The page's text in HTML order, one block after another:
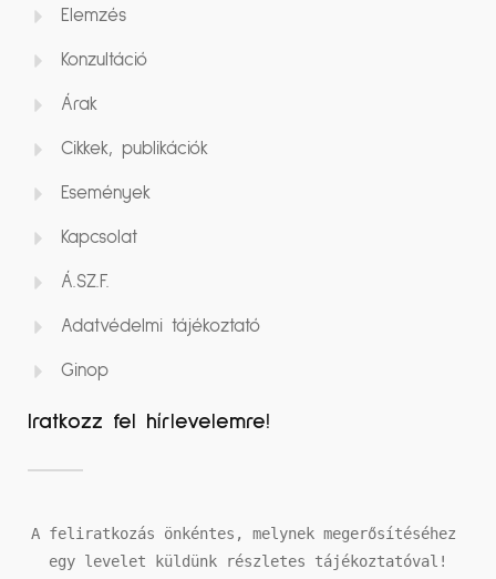
Elemzés
Konzultáció
Árak
Cikkek, publikációk
Események
Kapcsolat
Á.SZ.F.
Adatvédelmi tájékoztató
Ginop
Iratkozz fel hírlevelemre!
A feliratkozás önkéntes, melynek megerősítéséhez
egy levelet küldünk részletes tájékoztatóval!